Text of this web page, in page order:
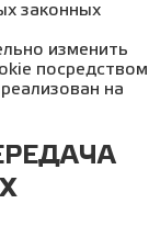
законных
изменить
посредством
на